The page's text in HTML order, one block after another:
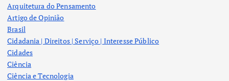
Arquitetura do Pensamento
Artigo de Opinião
Brasil
Cidadania | Direitos | Serviço | Interesse Público
Cidades
Ciência
Ciência e Tecnologia